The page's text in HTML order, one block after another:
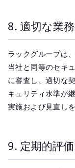
8. 適切な業
ラックグループは
当社と同等のセキ
に審査し、適切な
キュリティ水準が
実施および見直しを
9. 定期的評